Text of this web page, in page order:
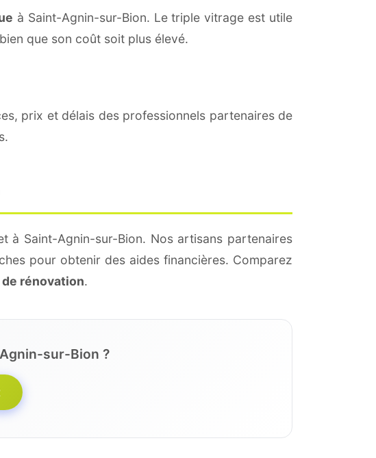
à Saint-Agnin-sur-Bion. Le triple vitrage est utile
que son coût soit plus élevé.
prix et délais des professionnels partenaires de
à Saint-Agnin-sur-Bion. Nos artisans partenaires
pour obtenir des aides financières. Comparez
rénovation.
sur-Bion ?